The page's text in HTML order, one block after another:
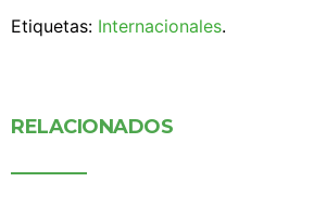
Etiquetas: Internacionales.
RELACIONADOS